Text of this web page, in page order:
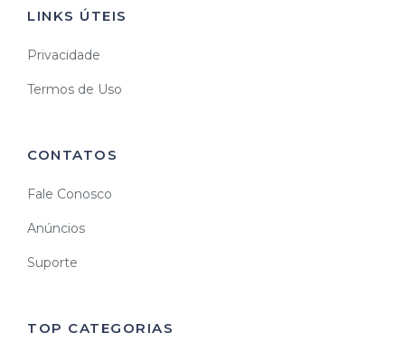
LINKS ÚTEIS
Privacidade
Termos de Uso
CONTATOS
Fale Conosco
Anúncios
Suporte
TOP CATEGORIAS